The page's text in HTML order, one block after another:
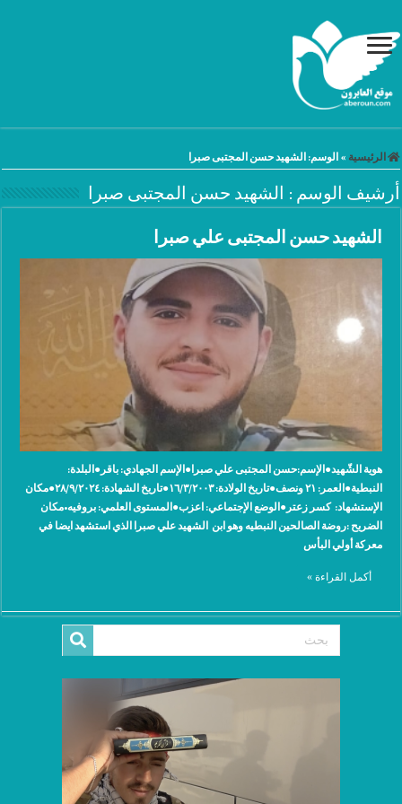
الرئيسية » الوسم:الشهيد حسن المجتبى صبرا
أرشيف الوسم : الشهيد حسن المجتبى صبرا
الشهيد حسن المجتبى علي صبرا
هوية الشّهيد●الإسم:حسن المجتبى علي صبرا●الإسم الجهادي: ‫باقر●البلدة:
‫النبطية●العمر: ٢١ ونصف●تاريخ الولادة: ١٦/٣/٢٠٠٣●تاريخ الشهادة: ٢٨/٩/٢٠٢٤●مكان
الإستشهاد: ‫ كسر زعتر●الوضع الإجتماعي: اعزب●المستوى العلمي: بروفيه•مكان
الضريح :روضة الصالحين النبطيه وهو ابن الشهيد علي صبرا الذي استشهد ايضا في
معركة أولي البأس
أكمل القراءة »